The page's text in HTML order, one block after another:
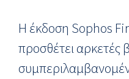
Η έκδοση Sophos
προσθέτει αρκετές